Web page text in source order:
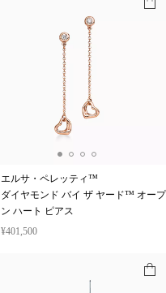
エルサ・ペレッティ™
ダイヤモンド バイ ザ ヤード™ オープ
ン ハート ピアス
¥401,500